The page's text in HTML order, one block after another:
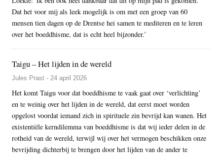
Dat het voor mij als leek mogelijk is om met een groep van 60
mensen tien dagen op de Drentse hei samen te mediteren en te leren
over het boeddhisme, dat is echt heel bijzonder.’
Taigu – Het lijden in de wereld
Jules Prast - 24 april 2026
Het komt Taigu voor dat boeddhisme te vaak gaat over ‘verlichting’
en te weinig over het lijden in de wereld, dat eerst moet worden
opgelost voordat iemand zich in spirituele zin bevrijd kan wanen. Het
existentiële kerndilemma van boeddhisme is dat wij ieder delen in de
rotheid van de wereld, terwijl wij over het vermogen beschikken onze
bevrijding dichterbij te brengen door het lijden van de ander te